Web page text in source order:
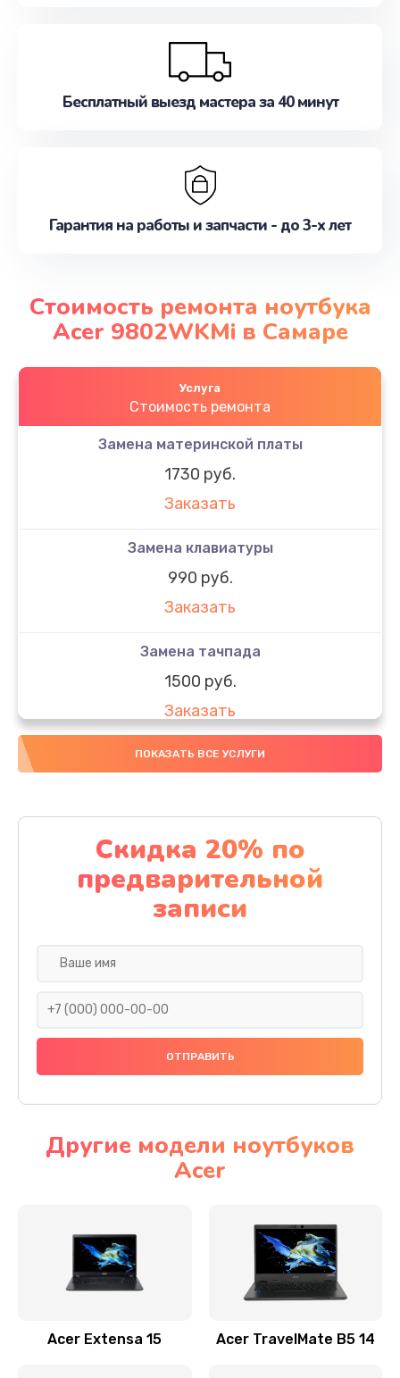
Бесплатный выезд мастера за 40 минут
Гарантия на работы и запчасти - до 3-х лет
Стоимость ремонта ноутбука
Acer 9802WKMi в Самаре
Услуга
Стоимость ремонта
Замена материнской платы
1730 руб.
Заказать
Замена клавиатуры
990 руб.
Заказать
Замена тачпада
1500 руб.
Заказать
Замена южного моста
Заказать
Чистка от пыли
1060 руб.
Заказать
Ремонт подсветки
Настройка BIOS
Замена видеочипа
Заказать
ПОКАЗАТЬ ВСЕ УСЛУГИ
Скидка 20% по
предварительной
записи
Другие модели ноутбуков
Acer
Acer Extensa 15 Acer TravelMate B5 14